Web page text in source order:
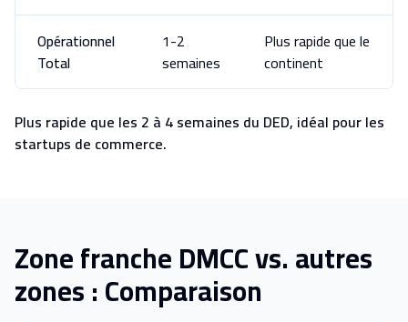
Opérationnel
Total
1-2
semaines
Plus rapide que le
continent
Plus rapide que les 2 à 4 semaines du DED, idéal pour les
startups de commerce.
Zone franche DMCC vs. autres
zones : Comparaison